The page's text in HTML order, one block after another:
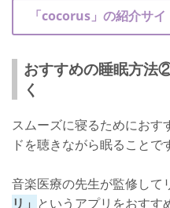
「cocorus」の紹介サイ
おすすめの睡眠方法
く
スムーズに寝るためにおす
ドを聴きながら眠ることで
音楽医療の先生が監修して
リ」 というアプリをおすす